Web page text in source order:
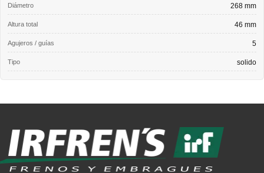
Diámetro 268 mm
Altura total 46 mm
Agujeros / guías 5
Tipo solido